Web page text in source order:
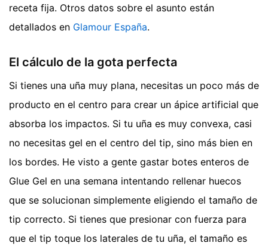
receta fija. Otros datos sobre el asunto están
detallados en Glamour España.
El cálculo de la gota perfecta
Si tienes una uña muy plana, necesitas un poco más de
producto en el centro para crear un ápice artificial que
absorba los impactos. Si tu uña es muy convexa, casi
no necesitas gel en el centro del tip, sino más bien en
los bordes. He visto a gente gastar botes enteros de
Glue Gel en una semana intentando rellenar huecos
que se solucionan simplemente eligiendo el tamaño de
tip correcto. Si tienes que presionar con fuerza para
que el tip toque los laterales de tu uña, el tamaño es